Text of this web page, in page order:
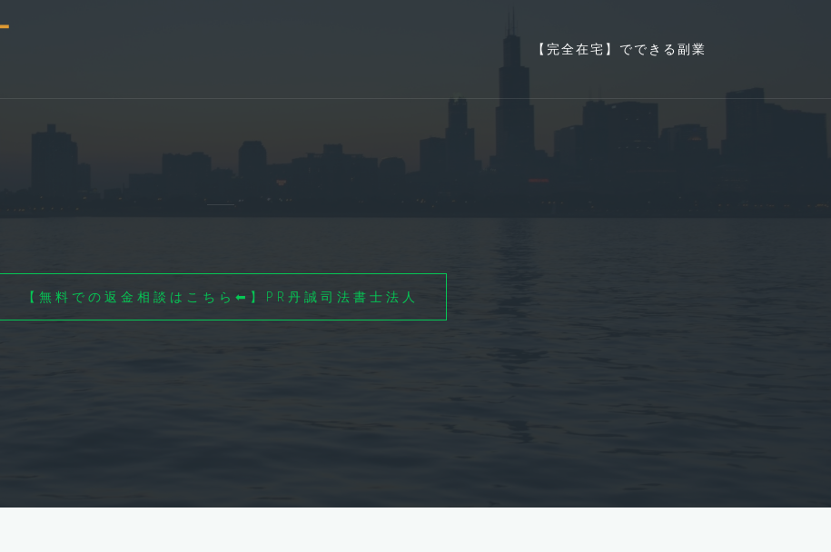
【完全在宅】でできる副業
【無料での返金相談はこちら⬅】PR丹誠司法書士法人